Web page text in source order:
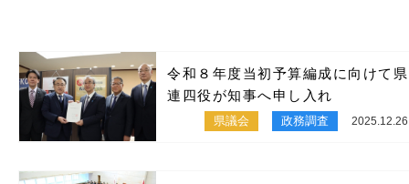
令和８年度当初予算編成に向けて県
連四役が知事へ申し入れ
県議会 政務調査 2025.12.26